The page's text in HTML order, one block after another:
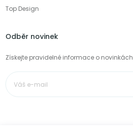
Top Design
Odběr novinek
Získejte pravidelné informace o novinkách